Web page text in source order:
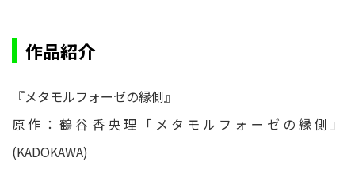
作品紹介
『メタモルフォーゼの縁側』
原作：鶴谷香央理「メタモルフォーゼの縁側」
(KADOKAWA)